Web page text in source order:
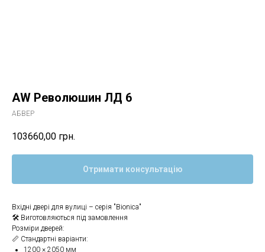
AW Революшин ЛД 6
АБВЕР
103660,00 грн.
Отримати консультацію
Вхідні двері для вулиці – серія "Bionica"
🛠 Виготовляються під замовлення
Розміри дверей:
📏 Стандартні варіанти:
1200 × 2050 мм